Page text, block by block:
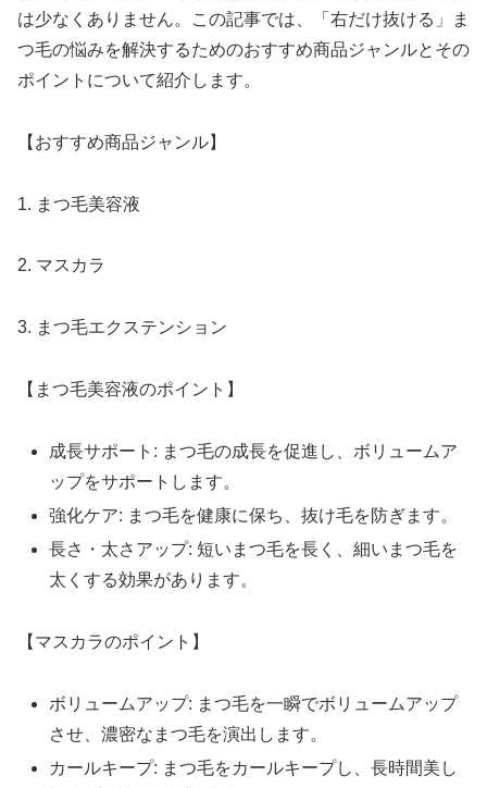
は少なくありません。この記事では、「右だけ抜ける」ま
つ毛の悩みを解決するためのおすすめ商品ジャンルとその
ポイントについて紹介します。
【おすすめ商品ジャンル】
1. まつ毛美容液
2. マスカラ
3. まつ毛エクステンション
【まつ毛美容液のポイント】
成長サポート: まつ毛の成長を促進し、ボリュームア
ップをサポートします。
強化ケア: まつ毛を健康に保ち、抜け毛を防ぎます。
長さ・太さアップ: 短いまつ毛を長く、細いまつ毛を
太くする効果があります。
【マスカラのポイント】
ボリュームアップ: まつ毛を一瞬でボリュームアップ
させ、濃密なまつ毛を演出します。
カールキープ: まつ毛をカールキープし、長時間美し